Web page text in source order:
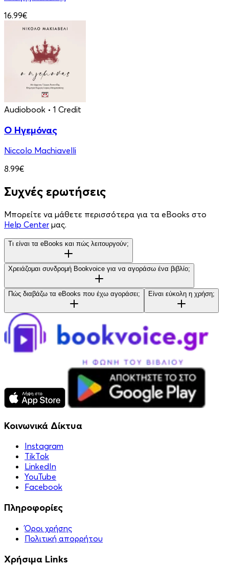
16.99€
Audiobook • 1 Credit
Ο Ηγεμόνας
Niccolo Machiavelli
8.99€
Συχνές ερωτήσεις
Μπορείτε να μάθετε περισσότερα για τα eBooks στο
Help Center μας.
Τι είναι τα eBooks και πώς λειτουργούν;
Χρειάζομαι συνδρομή Bookvoice για να αγοράσω ένα βιβλίο;
Πώς διαβάζω τα eBooks που έχω αγοράσει; Είναι εύκολη η χρήση;
Κοινωνικά Δίκτυα
Instagram
TikTok
LinkedIn
YouTube
Facebook
Πληροφορίες
Όροι χρήσης
Πολιτική απορρήτου
Χρήσιμα Links